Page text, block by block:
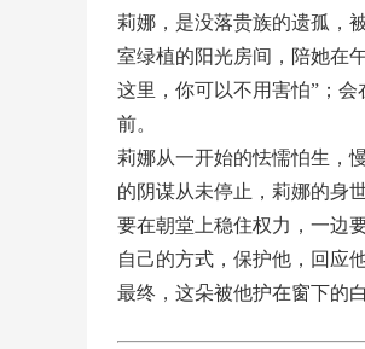
莉娜，是没落贵族的遗孤，
室绿植的阳光房间，陪她在
这里，你可以不用害怕”；
前。
莉娜从一开始的怯懦怕生，
的阴谋从未停止，莉娜的身
要在朝堂上稳住权力，一边
自己的方式，保护他，回应
最终，这朵被他护在窗下的